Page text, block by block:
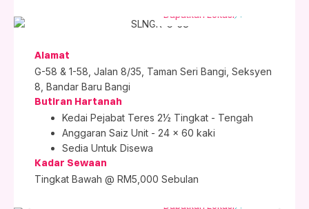
Dapatkan Lokasi
Alamat
G-58 & 1-58, Jalan 8/35, Taman Seri Bangi, Seksyen
8, Bandar Baru Bangi
Butiran Hartanah
Kedai Pejabat Teres 2½ Tingkat - Tengah
Anggaran Saiz Unit - 24 x 60 kaki
Sedia Untuk Disewa
Kadar Sewaan
Tingkat Bawah @ RM5,000 Sebulan
Dapatkan Lokasi